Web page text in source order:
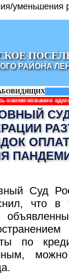
РАЙОНА
Суд
что в
по